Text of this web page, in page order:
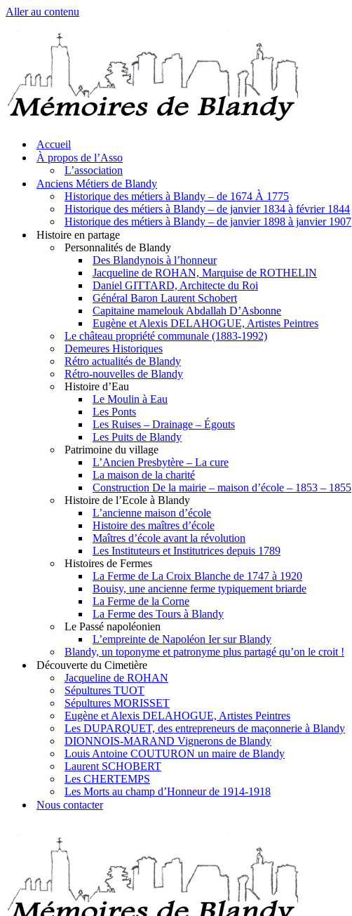
Aller au contenu
Accueil
À propos de l’Asso
L’association
Anciens Métiers de Blandy
Historique des métiers à Blandy – de 1674 À 1775
Historique des métiers à Blandy – de janvier 1834 à février 1844
Historique des métiers à Blandy – de janvier 1898 à janvier 1907
Histoire en partage
Personnalités de Blandy
Des Blandynois à l’honneur
Jacqueline de ROHAN, Marquise de ROTHELIN
Daniel GITTARD, Architecte du Roi
Général Baron Laurent Schobert
Capitaine mamelouk Abdallah D’Asbonne
Eugène et Alexis DELAHOGUE, Artistes Peintres
Le château propriété communale (1883-1992)
Demeures Historiques
Rétro actualités de Blandy
Rétro-nouvelles de Blandy
Histoire d’Eau
Le Moulin à Eau
Les Ponts
Les Ruises – Drainage – Égouts
Les Puits de Blandy
Patrimoine du village
L’Ancien Presbytère – La cure
La maison de la charité
Construction De la mairie – maison d’école – 1853 – 1855
Histoire de l’Ecole à Blandy
L’ancienne maison d’école
Histoire des maîtres d’école
Maîtres d’école avant la révolution
Les Instituteurs et Institutrices depuis 1789
Histoires de Fermes
La Ferme de La Croix Blanche de 1747 à 1920
Bouisy, une ancienne ferme typiquement briarde
La Ferme de la Corne
La Ferme des Tours à Blandy
Le Passé napoléonien
L’empreinte de Napoléon Ier sur Blandy
Blandy, un toponyme et patronyme plus partagé qu’on le croit !
Découverte du Cimetière
Jacqueline de ROHAN
Sépultures TUOT
Sépultures MORISSET
Eugène et Alexis DELAHOGUE, Artistes Peintres
Les DUPARQUET, des entrepreneurs de maçonnerie à Blandy
DIONNOIS-MARAND Vignerons de Blandy
Louis Antoine COUTURON un maire de Blandy
Laurent SCHOBERT
Les CHERTEMPS
Les Morts au champ d’Honneur de 1914-1918
Nous contacter